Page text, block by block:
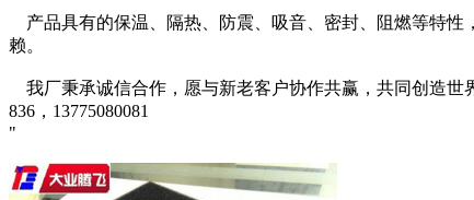
产品具有的保温、隔热、防震、吸音、密封、阻燃等特性
赖。
我厂秉承诚信合作，愿与新老客户协作共赢，共同创造世
836，13775080081
"